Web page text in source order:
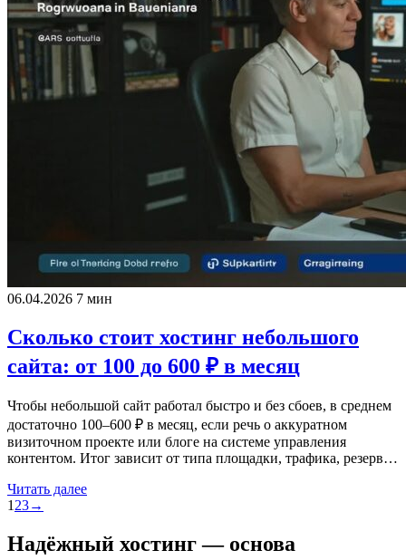
06.04.2026 7 мин
Сколько стоит хостинг небольшого
сайта: от 100 до 600 ₽ в месяц
Чтобы небольшой сайт работал быстро и без сбоев, в среднем
достаточно 100–600 ₽ в месяц, если речь о аккуратном
визиточном проекте или блоге на системе управления
контентом. Итог зависит от типа площадки, трафика, резерв…
Читать далее
1 23→
Надёжный хостинг — основа